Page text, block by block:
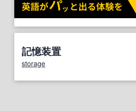
記憶装置
storage